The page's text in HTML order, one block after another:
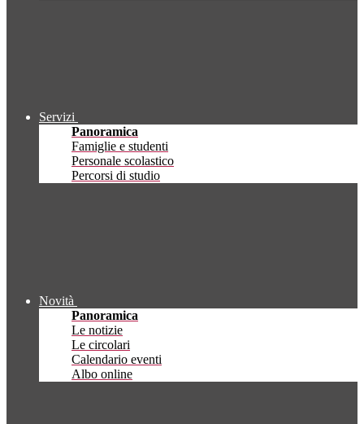
Servizi
Panoramica
Famiglie e studenti
Personale scolastico
Percorsi di studio
Novità
Panoramica
Le notizie
Le circolari
Calendario eventi
Albo online